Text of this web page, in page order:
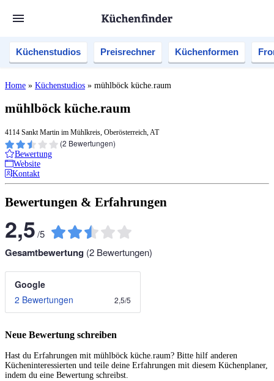
Küchenstudios Preisrechner Küchenformen
Home » Küchenstudios » mühlböck küche.raum
mühlböck küche.raum
4114 Sankt Martin im Mühlkreis, Oberösterreich, AT
(2 Bewertungen)
Bewertung
Website
Kontakt
Bewertungen & Erfahrungen
2,5/5
Gesamtbewertung (2 Bewertungen)
Google
2 Bewertungen
2,5/5
Neue Bewertung schreiben
Hast du Erfahrungen mit mühlböck küche.raum? Bitte hilf anderen
Kücheninteressierten und teile deine Erfahrungen mit diesem Küchenplaner,
indem du eine Bewertung schreibst.